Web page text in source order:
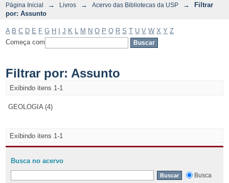
Página Inicial → Livros → Acervo das Bibliotecas da USP →
Filtrar
por: Assunto
A B C D E F G H J K M N O P Q R S T U V W X Y Z
Começa com
Filtrar por: Assunto
Exibindo itens 1-1
GEOLOGIA (4)
Exibindo itens 1-1
Busca no acervo
Busca